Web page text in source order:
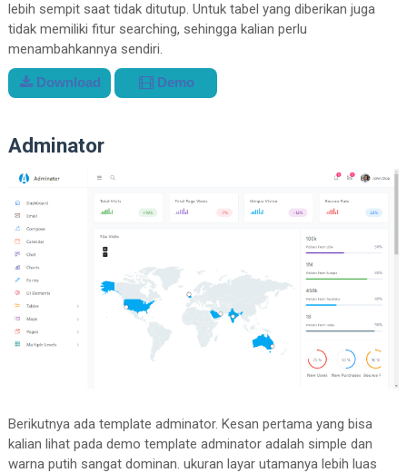
lebih sempit saat tidak ditutup. Untuk tabel yang diberikan juga
tidak memiliki fitur searching, sehingga kalian perlu
menambahkannya sendiri.
Download Demo
Adminator
Berikutnya ada template adminator. Kesan pertama yang bisa
kalian lihat pada demo template adminator adalah simple dan
warna putih sangat dominan. ukuran layar utamanya lebih luas